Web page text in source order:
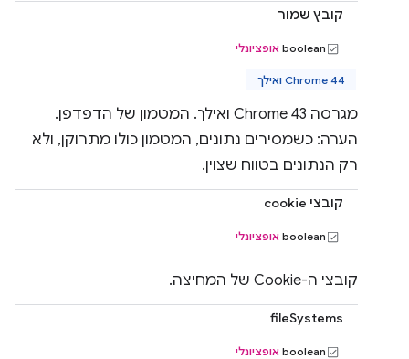
קובץ שמור
boolean אופציונלי
Chrome 44 ואילך
מגרסה Chrome 43 ואילך. המטמון של הדפדפן.
הערה: כשמסירים נתונים, המטמון כולו מתרוקן, ולא
רק הנתונים בטווח שצוין.
קובצי cookie
boolean אופציונלי
קובצי ה-Cookie של המחיצה.
fileSystems
boolean אופציונלי